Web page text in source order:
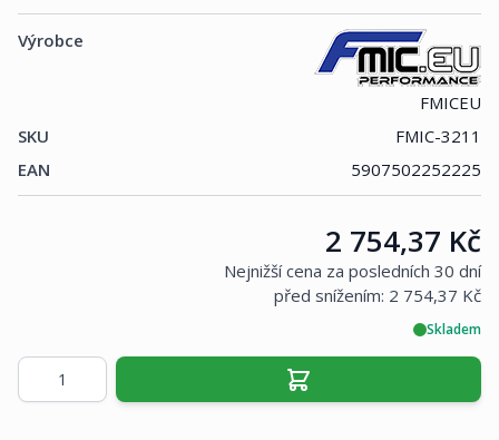
Výrobce
FMICEU
SKU
FMIC-3211
EAN
5907502252225
Cena:
2 754,37 Kč
Nejnižší cena za posledních 30 dní
před snížením: 2 754,37 Kč
Skladem
Množství